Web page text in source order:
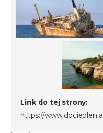
Link do tej strony:
https://